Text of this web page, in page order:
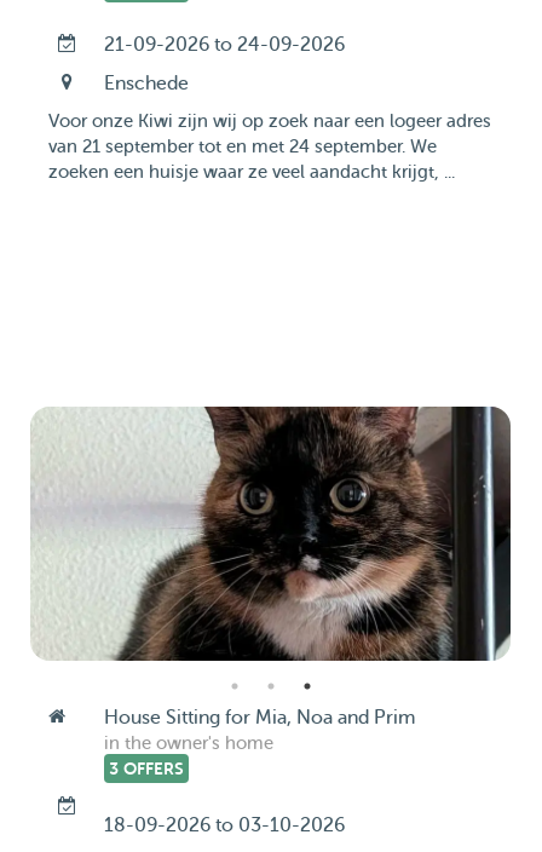
21-09-2026 to 24-09-2026
Enschede
Voor onze Kiwi zijn wij op zoek naar een logeer adres
van 21 september tot en met 24 september. We
zoeken een huisje waar ze veel aandacht krijgt, ...
House Sitting for Mia, Noa and Prim
in the owner's home
3 OFFERS
18-09-2026 to 03-10-2026